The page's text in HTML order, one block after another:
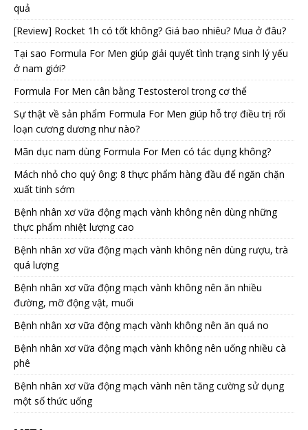
quả
[Review] Rocket 1h có tốt không? Giá bao nhiêu? Mua ở đâu?
Tại sao Formula For Men giúp giải quyết tình trạng sinh lý yếu
ở nam giới?
Formula For Men cân bằng Testosterol trong cơ thể
Sự thật về sản phẩm Formula For Men giúp hỗ trợ điều trị rối
loạn cương dương như nào?
Mãn dục nam dùng Formula For Men có tác dụng không?
Mách nhỏ cho quý ông: 8 thực phẩm hàng đầu để ngăn chặn
xuất tinh sớm
Bệnh nhân xơ vữa động mạch vành không nên dùng những
thực phẩm nhiệt lượng cao
Bệnh nhân xơ vữa động mạch vành không nên dùng rượu, trà
quá lượng
Bệnh nhân xơ vữa động mạch vành không nên ăn nhiều
đường, mỡ động vật, muối
Bệnh nhân xơ vữa động mạch vành không nên ăn quá no
Bệnh nhân xơ vữa động mạch vành không nên uống nhiều cà
phê
Bệnh nhân xơ vữa động mạch vành nên tăng cường sử dụng
một số thức uống